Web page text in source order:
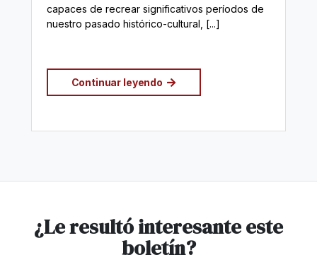
capaces de recrear significativos períodos de
nuestro pasado histórico-cultural, [...]
Continuar leyendo
¿Le resultó interesante este
boletín?